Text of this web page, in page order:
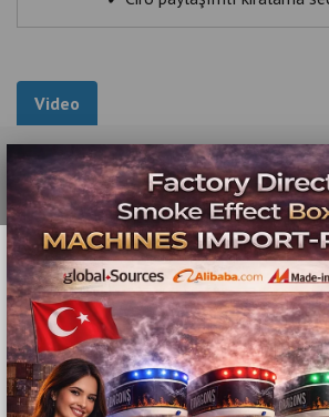
✔ Ticari kullanıma uygun profesyonel
müşterilerin işletmede daha uzun süre
📍 Bayrampaşa ve İstanbul
📞 0535 989 04 29
📞 0537 718 07 47
🌐
#BayrampasaLangirt
#LangirtKiralama #CafeIcinLangirt
#TicariLangirt #KiralikLangirt
İlgili Ürünler